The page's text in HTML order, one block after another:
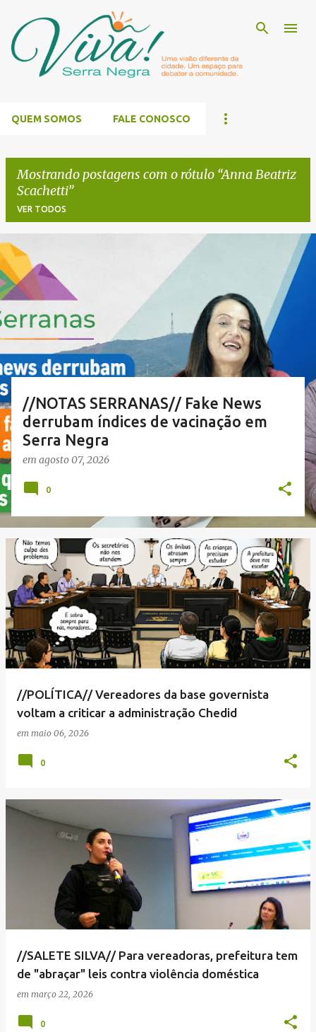
Pular para o conteúdo principal
QUEM SOMOS FALE CONOSCO
Mostrando postagens com o rótulo Anna Beatriz
Scachetti
VER TODOS
P
o
s
t
a
g
e
n
s
//NOTAS SERRANAS// Fake News
derrubam índices de vacinação em
Serra Negra
em agosto 07, 2026
0
//POLÍTICA// Vereadores da base governista
voltam a criticar a administração Chedid
em maio 06, 2026
0
//SALETE SILVA// Para vereadoras, prefeitura tem
de "abraçar" leis contra violência doméstica
em março 22, 2026
0